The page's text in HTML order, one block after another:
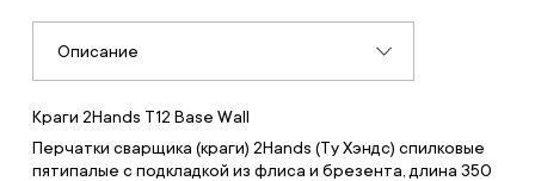
Описание
Краги 2Hands Т12 Base Wall
Перчатки сварщика (краги) 2Hands (Ту Хэндс) спилковые
пятипалые с подкладкой из флиса и брезента, длина 350